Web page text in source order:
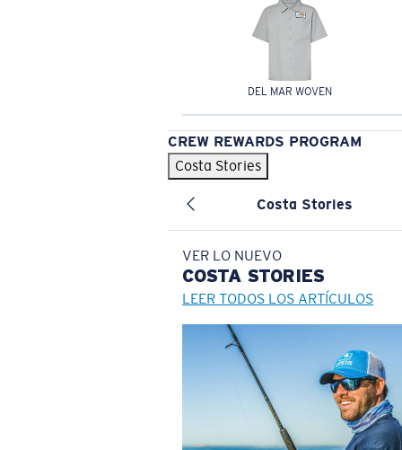
DEL MAR WOVEN
CREW REWARDS PROGRAM
Costa Stories
Costa Stories
VER LO NUEVO
COSTA STORIES
LEER TODOS LOS ARTÍCULOS